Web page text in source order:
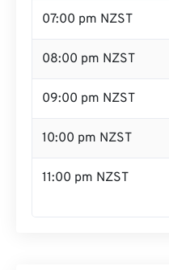
07:00 pm NZST
08:00 pm NZST
09:00 pm NZST
10:00 pm NZST
11:00 pm NZST